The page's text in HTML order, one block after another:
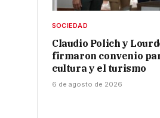
SOCIEDAD
Claudio Polich y
firmaron convenio
cultura y el turismo
6 de agosto de 2026